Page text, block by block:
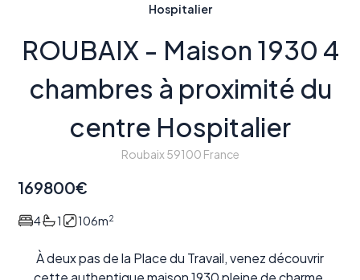
Hospitalier
ROUBAIX - Maison 1930 4
chambres à proximité du
centre Hospitalier
Roubaix 59100 France
169800€
4 1 106m2
À deux pas de la Place du Travail, venez découvrir